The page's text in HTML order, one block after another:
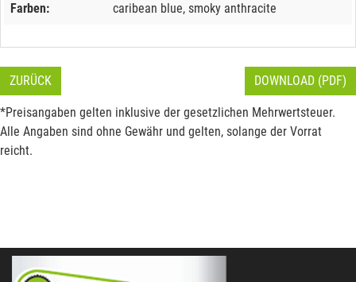
Farben: caribean blue, smoky anthracite
ZURÜCK DOWNLOAD (PDF)
*Preisangaben gelten inklusive der gesetzlichen Mehrwertsteuer.
Alle Angaben sind ohne Gewähr und gelten, solange der Vorrat
reicht.